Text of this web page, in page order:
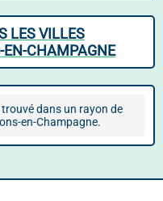
LES VILLES
EN-CHAMPAGNE
dans un rayon de
en-Champagne.